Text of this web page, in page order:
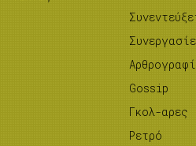
Gossip
Γκολ-αρες
Ρετρό